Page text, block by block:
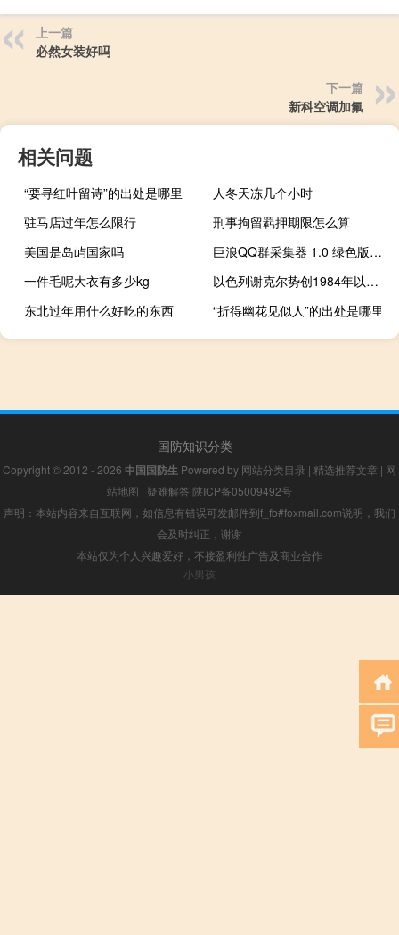
上一篇
必然女装好吗
下一篇
新科空调加氟
相关问题
“要寻红叶留诗”的出处是哪里
人冬天冻几个小时
驻马店过年怎么限行
刑事拘留羁押期限怎么算
美国是岛屿国家吗
巨浪QQ群采集器 1.0 绿色版（巨浪QQ群采集器 1.0 绿色版功能简介）
一件毛呢大衣有多少kg
以色列谢克尔势创1984年以来最长连跌纪录
东北过年用什么好吃的东西
“折得幽花见似人”的出处是哪里
国防知识分类
Copyright © 2012 - 2026 中国国防生 Powered by 网站分类目录 | 精选推荐文章 | 网
站地图 | 疑难解答 陕ICP备05009492号
声明：本站内容来自互联网，如信息有错误可发邮件到f_fb#foxmail.com说明，我们
会及时纠正，谢谢
本站仅为个人兴趣爱好，不接盈利性广告及商业合作
小男孩